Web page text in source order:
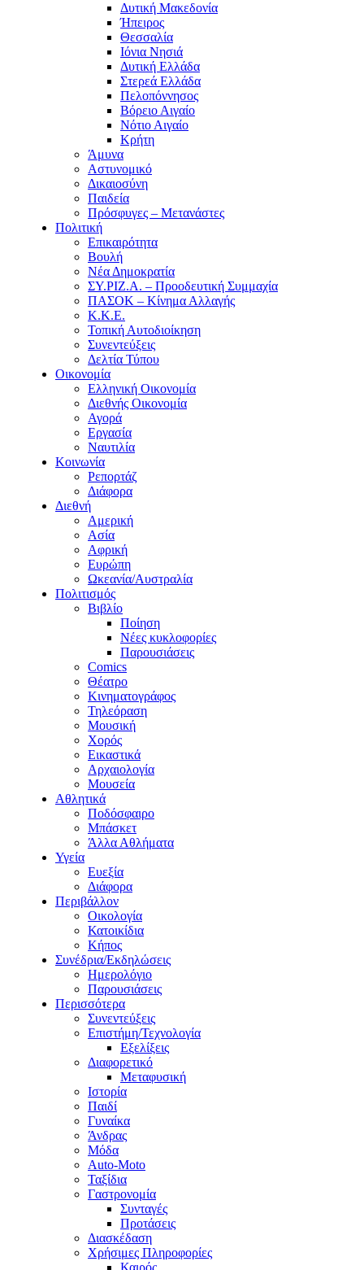
Δυτική Μακεδονία
Ήπειρος
Θεσσαλία
Ιόνια Νησιά
Δυτική Ελλάδα
Στερεά Ελλάδα
Πελοπόννησος
Βόρειο Αιγαίο
Νότιο Αιγαίο
Κρήτη
Άμυνα
Αστυνομικό
Δικαιοσύνη
Παιδεία
Πρόσφυγες – Μετανάστες
Πολιτική
Επικαιρότητα
Βουλή
Νέα Δημοκρατία
ΣΥ.ΡΙΖ.Α. – Προοδευτική Συμμαχία
ΠΑΣΟΚ – Κίνημα Αλλαγής
Κ.Κ.Ε.
Τοπική Αυτοδιοίκηση
Συνεντεύξεις
Δελτία Τύπου
Οικονομία
Ελληνική Οικονομία
Διεθνής Οικονομία
Αγορά
Εργασία
Ναυτιλία
Κοινωνία
Ρεπορτάζ
Διάφορα
Διεθνή
Αμερική
Ασία
Αφρική
Ευρώπη
Ωκεανία/Αυστραλία
Πολιτισμός
Βιβλίο
Ποίηση
Νέες κυκλοφορίες
Παρουσιάσεις
Comics
Θέατρο
Κινηματογράφος
Τηλεόραση
Μουσική
Χορός
Εικαστικά
Αρχαιολογία
Μουσεία
Αθλητικά
Ποδόσφαιρο
Μπάσκετ
Άλλα Αθλήματα
Υγεία
Ευεξία
Διάφορα
Περιβάλλον
Οικολογία
Κατοικίδια
Κήπος
Συνέδρια/Εκδηλώσεις
Ημερολόγιο
Παρουσιάσεις
Περισσότερα
Συνεντεύξεις
Επιστήμη/Τεχνολογία
Εξελίξεις
Διαφορετικό
Μεταφυσική
Ιστορία
Παιδί
Γυναίκα
Άνδρας
Μόδα
Auto-Moto
Ταξίδια
Γαστρονομία
Συνταγές
Προτάσεις
Διασκέδαση
Χρήσιμες Πληροφορίες
Καιρός